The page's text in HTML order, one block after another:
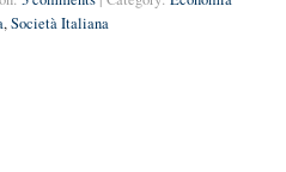
,Società Italiana